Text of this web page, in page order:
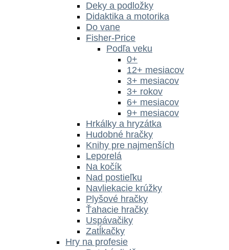
Deky a podložky
Didaktika a motorika
Do vane
Fisher-Price
Podľa veku
0+
12+ mesiacov
3+ mesiacov
3+ rokov
6+ mesiacov
9+ mesiacov
Hrkálky a hryzátka
Hudobné hračky
Knihy pre najmenších
Leporelá
Na kočík
Nad postieľku
Navliekacie krúžky
Plyšové hračky
Ťahacie hračky
Uspávačiky
Zatĺkačky
Hry na profesie